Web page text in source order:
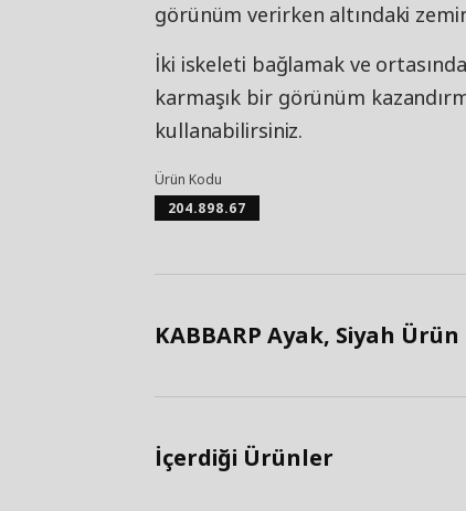
görünüm verirken altındaki
İki iskeleti bağlamak ve
karmaşık bir görünüm
kullanabilirsiniz.
Ürün Kodu
204.898.67
KABBARP Ayak, Siyah
İçerdiği Ürünler